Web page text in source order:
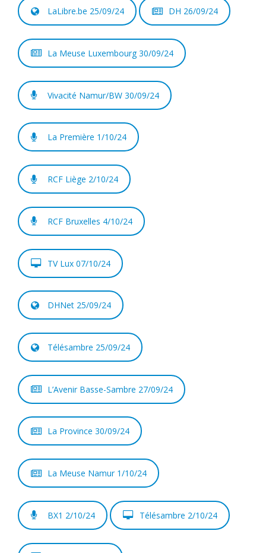
LaLibre.be 25/09/24 DH 26/09/24
La Meuse Luxembourg 30/09/24
Vivacité Namur/BW 30/09/24
La Première 1/10/24
RCF Liège 2/10/24
RCF Bruxelles 4/10/24
TV Lux 07/10/24
DHNet 25/09/24
Télésambre 25/09/24
L’Avenir Basse-Sambre 27/09/24
La Province 30/09/24
La Meuse Namur 1/10/24
BX1 2/10/24 Télésambre 2/10/24